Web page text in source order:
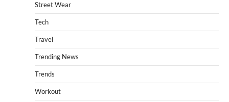
Street Wear
Tech
Travel
Trending News
Trends
Workout